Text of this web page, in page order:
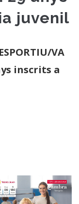
juvenil
VA
inscrits a